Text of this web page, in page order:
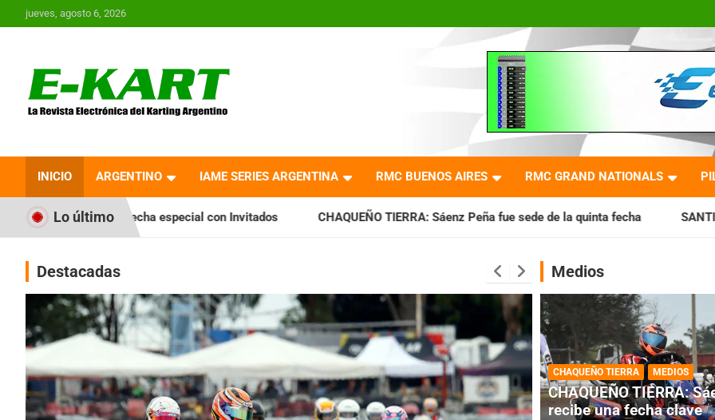
Saltar
al
jueves, agosto 6, 2026
Revista Electrónica del
Karting en Argentina
INICIO ARGENTINO IAME SERIES ARGENTINA RMC BUENOS AIRES RMC GRAND NATIONALS
Lo último
especial con Invitados CHAQUEÑO TIERRA: Sáenz Peña fue sede de la quinta fecha SANTIAGUEÑO: Se cumplió
Destacadas Medios
CHAQUEÑO TIERRA MEDIOS
CHAQUEÑO TIERRA:
recibe una fecha clave